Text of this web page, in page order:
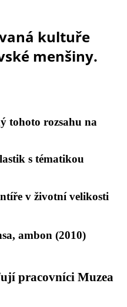
kultuře
menšiny.
tohoto rozsahu na
s tématikou
v životní velikosti
ambon (2010)
pracovníci Muzea